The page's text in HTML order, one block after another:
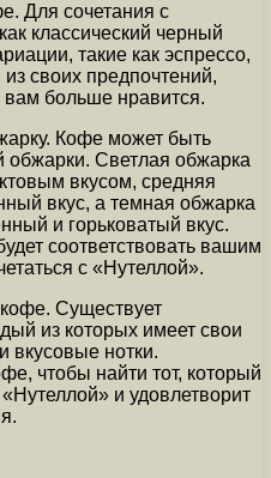
Для сочетания с
классический черный
такие как эспрессо,
своих предпочтений,
больше нравится.
Кофе может быть
обжарки. Светлая обжарка
вкусом, средняя
вкус, а темная обжарка
и горьковатый вкус.
соответствовать вашим
с «Нутеллой».
Существует
из которых имеет свои
вкусовые нотки.
чтобы найти тот, который
и удовлетворит